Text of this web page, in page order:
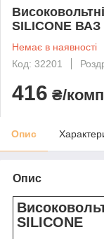
SILICONE ВАЗ
Немає в наявності
Код: 32201
416 ₴/
Опис
Опис
SILICONE